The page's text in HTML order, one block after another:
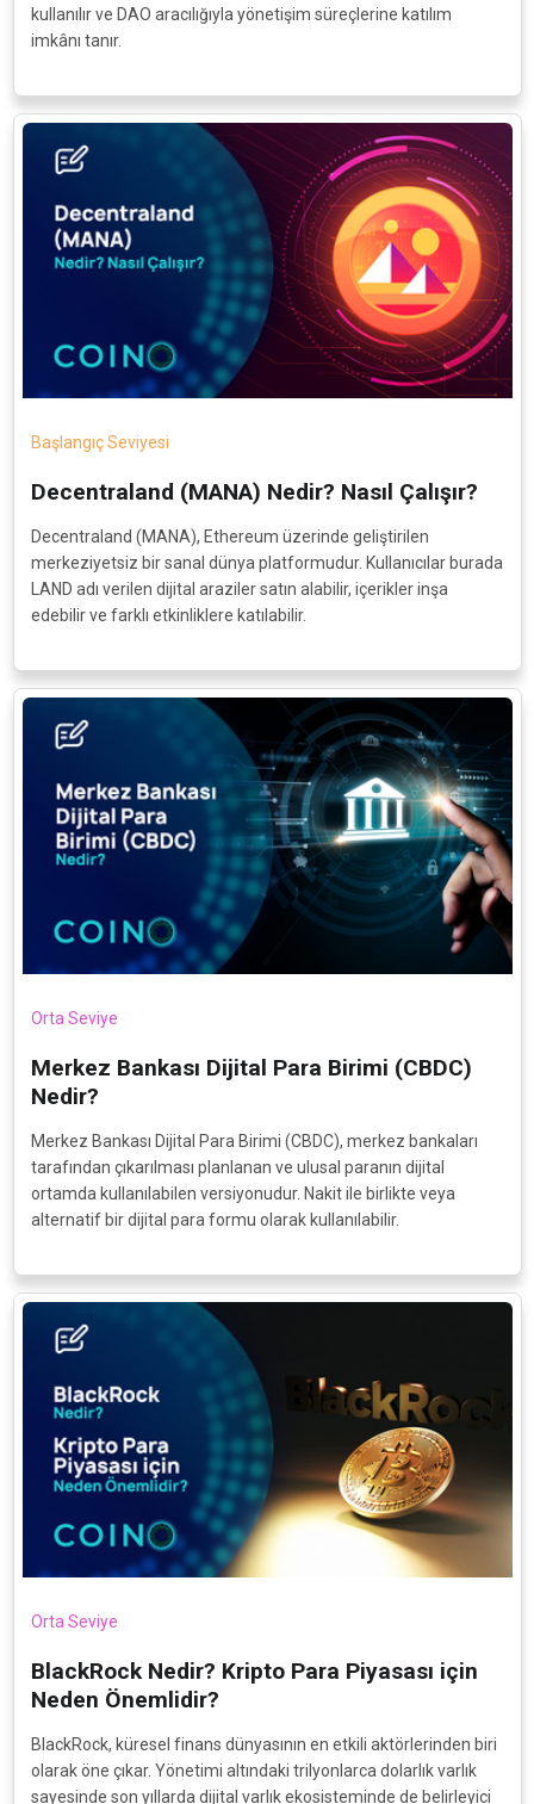
kullanılır ve DAO aracılığıyla yönetişim süreçlerine katılım
imkânı tanır.
Başlangıç Seviyesi
Decentraland (MANA) Nedir? Nasıl Çalışır?
Decentraland (MANA), Ethereum üzerinde geliştirilen
merkeziyetsiz bir sanal dünya platformudur. Kullanıcılar burada
LAND adı verilen dijital araziler satın alabilir, içerikler inşa
edebilir ve farklı etkinliklere katılabilir.
Orta Seviye
Merkez Bankası Dijital Para Birimi (CBDC)
Nedir?
Merkez Bankası Dijital Para Birimi (CBDC), merkez bankaları
tarafından çıkarılması planlanan ve ulusal paranın dijital
ortamda kullanılabilen versiyonudur. Nakit ile birlikte veya
alternatif bir dijital para formu olarak kullanılabilir.
Orta Seviye
BlackRock Nedir? Kripto Para Piyasası için
Neden Önemlidir?
BlackRock, küresel finans dünyasının en etkili aktörlerinden biri
olarak öne çıkar. Yönetimi altındaki trilyonlarca dolarlık varlık
sayesinde son yıllarda dijital varlık ekosisteminde de belirleyici